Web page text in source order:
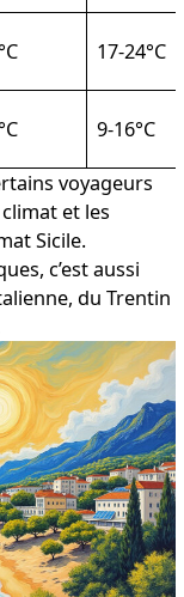
17-24°C
9-16°C
voyageurs
et les
Sicile.
c’est aussi
du Trentin